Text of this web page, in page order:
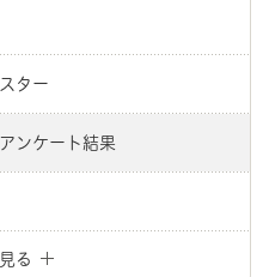
ター
ンケート結果
る